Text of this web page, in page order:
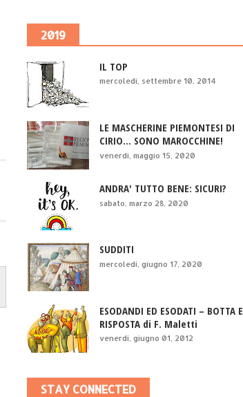
2019
IL TOP
mercoledì, settembre 10, 2014
LE MASCHERINE PIEMONTESI DI
CIRIO... SONO MAROCCHINE!
venerdì, maggio 15, 2020
ANDRA' TUTTO BENE: SICURI?
sabato, marzo 28, 2020
SUDDITI
mercoledì, giugno 17, 2020
ESODANDI ED ESODATI – BOTTA E
RISPOSTA di F. Maletti
venerdì, giugno 01, 2012
STAY CONNECTED